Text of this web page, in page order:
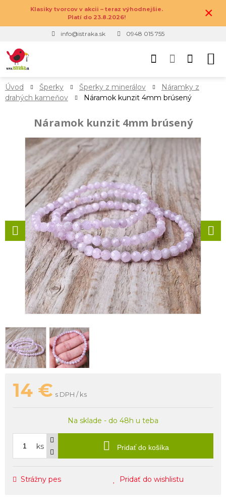
Klasiky tvorcov v akcii – teraz výhodnejšie.
Platí do 23.8.2026!
×
info@istraka.sk 0948 015 755
Úvod Šperky Šperky z minerálov
Náramky z
drahých kameňov
Náramok kunzit 4mm brúsený
Náramok kunzit 4mm brúsený
14 € s DPH / ks
Na sklade - do 48h u teba
ks Pridať do košíka
Strážny pes Pridať do wishlistu